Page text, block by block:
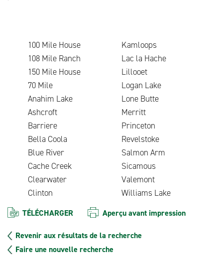
100 Mile House
Kamloops
108 Mile Ranch
Lac la Hache
150 Mile House
Lillooet
70 Mile
Logan Lake
Anahim Lake
Lone Butte
Ashcroft
Merritt
Barriere
Princeton
Bella Coola
Revelstoke
Blue River
Salmon Arm
Cache Creek
Sicamous
Clearwater
Valemont
Clinton
Williams Lake
TÉLÉCHARGER Aperçu avant impression
Revenir aux résultats de la recherche
Faire une nouvelle recherche